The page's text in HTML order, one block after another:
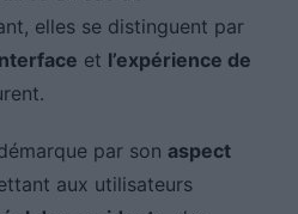
elles se distinguent par
et l’expérience de
par son aspect
aux utilisateurs